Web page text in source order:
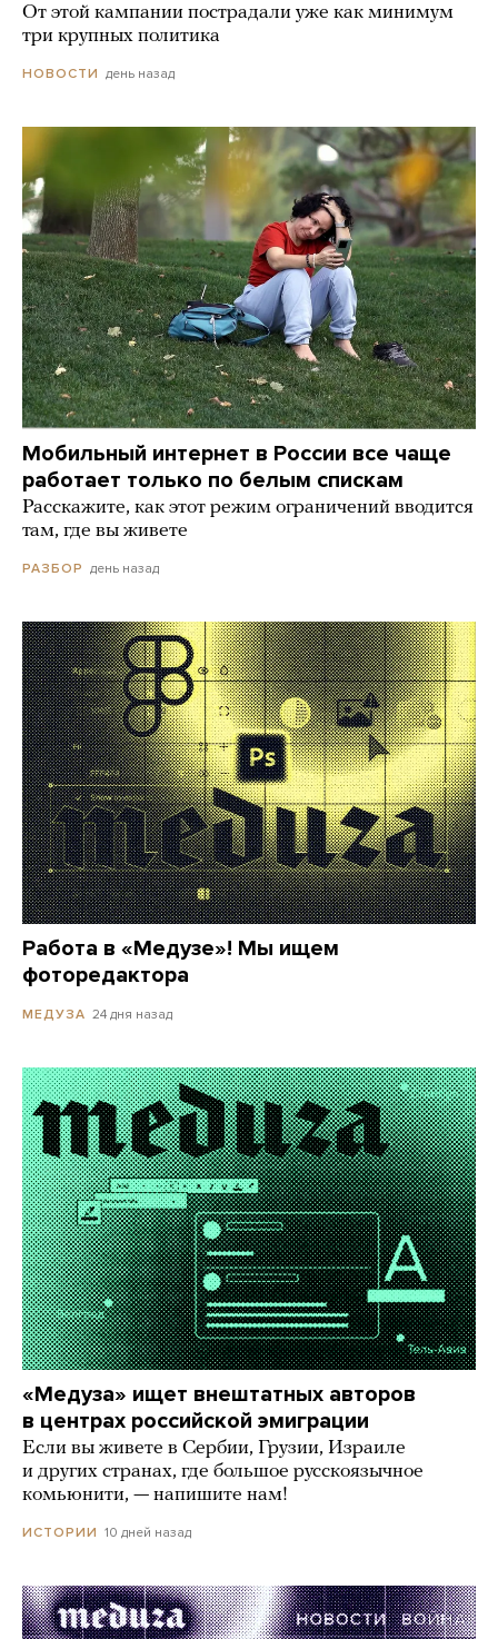
От этой кампании пострадали уже как минимум
три крупных политика
НОВОСТИ день назад
Мобильный интернет в России все чаще
работает только по белым спискам
Расскажите, как этот режим ограничений вводится
там, где вы живете
РАЗБОР день назад
Работа в «Медузе»! Мы ищем
фоторедактора
МЕДУЗА 24 дня назад
«Медуза» ищет внештатных авторов
в центрах российской эмиграции
Если вы живете в Сербии, Грузии, Израиле
и других странах, где большое русскоязычное
комьюнити, — напишите нам!
ИСТОРИИ 10 дней назад